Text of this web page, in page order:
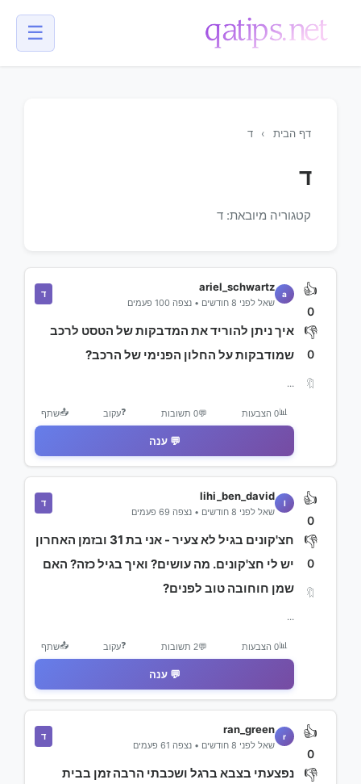
☰
דף הבית › ד
ד
קטגוריה מיובאת: ד
👍
0
👎
0
🔖
a
ariel_schwartz
שאל לפני 8 חודשים • נצפה 100 פעמים
ד
איך ניתן להוריד את המדבקות של הטסט לרכב
שמודבקות על החלון הפנימי של הרכב?
...
📊0 הצבעות 💬0 תשובות ❓עקוב 📤שתף
💬 ענה
👍
0
👎
0
🔖
l
lihi_ben_david
שאל לפני 8 חודשים • נצפה 69 פעמים
ד
חצ'קונים בגיל לא צעיר - אני בת 31 ובזמן האחרון
יש לי חצ'קונים. מה עושים? ואיך בגיל כזה? האם
שמן חוחובה טוב לפנים?
...
📊0 הצבעות 💬2 תשובות ❓עקוב 📤שתף
💬 ענה
👍
0
👎
r
ran_green
שאל לפני 8 חודשים • נצפה 61 פעמים
ד
נפצעתי בצבא ברגל ושכבתי הרבה זמן בבית